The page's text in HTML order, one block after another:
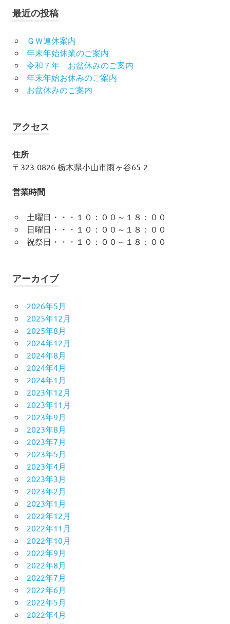
最近の投稿
ＧＷ連休案内
年末年始休業のご案内
令和７年 お盆休みのご案内
年末年始お休みのご案内
お盆休みのご案内
アクセス
住所
〒323-0826 栃木県小山市雨ヶ谷65-2
営業時間
土曜日・・・１０：００～１８：００
日曜日・・・１０：００～１８：００
祝祭日・・・１０：００～１８：００
アーカイブ
2026年5月
2025年12月
2025年8月
2024年12月
2024年8月
2024年4月
2024年1月
2023年12月
2023年11月
2023年9月
2023年8月
2023年7月
2023年5月
2023年4月
2023年3月
2023年2月
2023年1月
2022年12月
2022年11月
2022年10月
2022年9月
2022年8月
2022年7月
2022年6月
2022年5月
2022年4月